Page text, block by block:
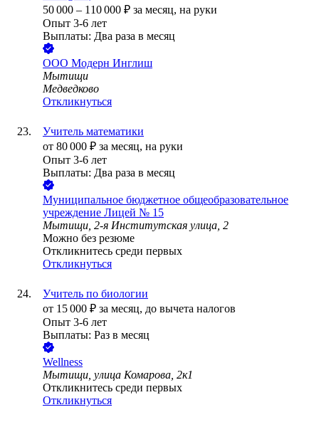
50 000 – 110 000 ₽ за месяц, на руки
Опыт 3-6 лет
Выплаты: Два раза в месяц
ООО Модерн Инглиш
Мытищи
Медведково
Откликнуться
Учитель математики
от 80 000 ₽ за месяц, на руки
Опыт 3-6 лет
Выплаты: Два раза в месяц
Муниципальное бюджетное общеобразовательное
учреждение Лицей № 15
Мытищи, 2-я Институтская улица, 2
Можно без резюме
Откликнитесь среди первых
Откликнуться
Учитель по биологии
от 15 000 ₽ за месяц, до вычета налогов
Опыт 3-6 лет
Выплаты: Раз в месяц
Wellness
Мытищи, улица Комарова, 2к1
Откликнитесь среди первых
Откликнуться